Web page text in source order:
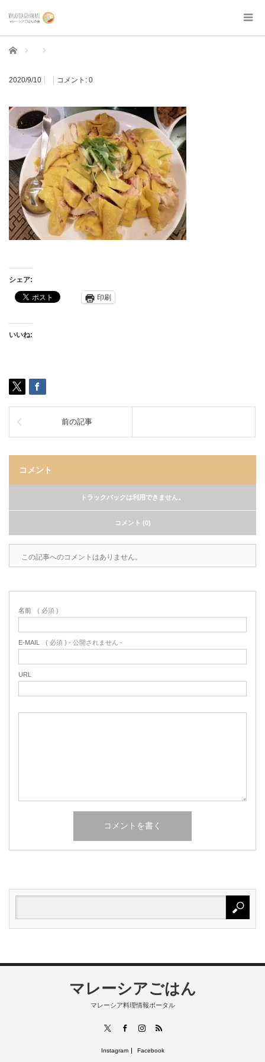
ホーム
2020/9/10 コメント: 0
シェア:
印刷
いいね:
前の記事
コメント
トラックバックは利用できません。
コメント (0)
この記事へのコメントはありません。
名前 ( 必須 )
E-MAIL ( 必須 ) - 公開されません -
URL
マレーシアごはん
マレーシア料理情報ポータル
FacebookInstagram
RSS
Instagram Facebook